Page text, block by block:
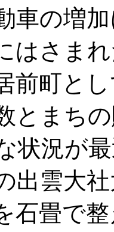
車の増
はさま
前町と
とまち
状況が
出雲大
石畳で